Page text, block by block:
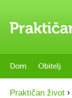
Dom Obitelj
Praktičan život ›